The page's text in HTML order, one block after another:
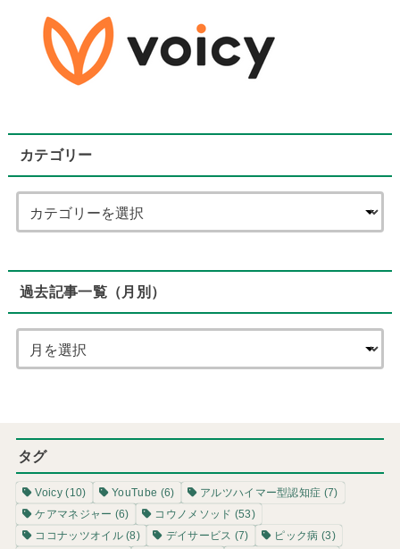
カテゴリー
過去記事一覧（月別）
タグ
Voicy(10) YouTube (6) アルツハイマー型認知症 (7)
ケアマネジャー (6) コウノメソッド (53)
ココナッツオイル(8) デイサービス (7) ピック病 (3)